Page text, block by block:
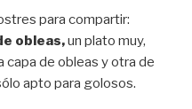
para compartir:
obleas,un plato muy,
capa de obleas y otra de
apto para golosos.